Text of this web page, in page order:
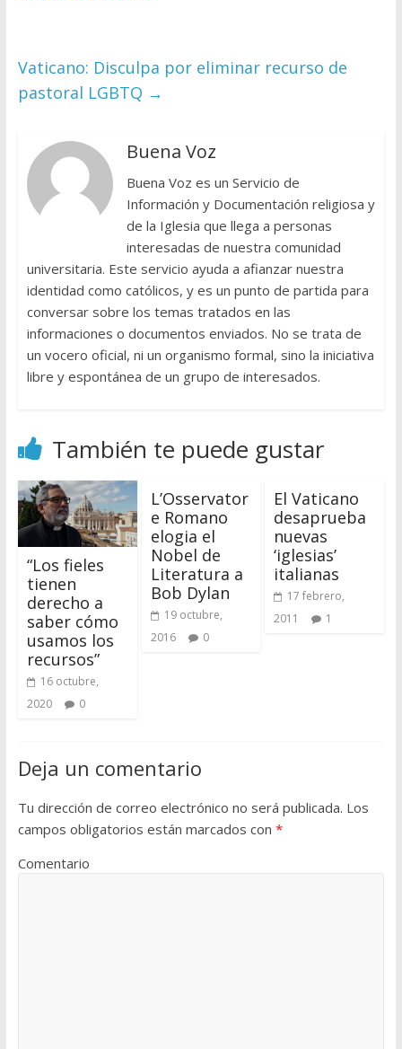
Vaticano: Disculpa por eliminar recurso de
pastoral LGBTQ →
Buena Voz
Buena Voz es un Servicio de
Información y Documentación religiosa y
de la Iglesia que llega a personas
interesadas de nuestra comunidad
universitaria. Este servicio ayuda a afianzar nuestra
identidad como católicos, y es un punto de partida para
conversar sobre los temas tratados en las
informaciones o documentos enviados. No se trata de
un vocero oficial, ni un organismo formal, sino la iniciativa
libre y espontánea de un grupo de interesados.
También te puede gustar
“Los fieles
tienen
derecho a
saber cómo
usamos los
recursos”
16 octubre,
2020
0
L’Osservator
e Romano
elogia el
Nobel de
Literatura a
Bob Dylan
19 octubre,
2016
0
El Vaticano
desaprueba
nuevas
‘iglesias’
italianas
17 febrero,
2011
1
Deja un comentario
Tu dirección de correo electrónico no será publicada. Los
campos obligatorios están marcados con *
Comentario